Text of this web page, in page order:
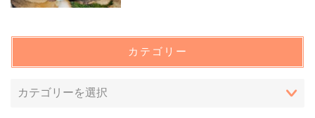
カテゴリー
ランチ